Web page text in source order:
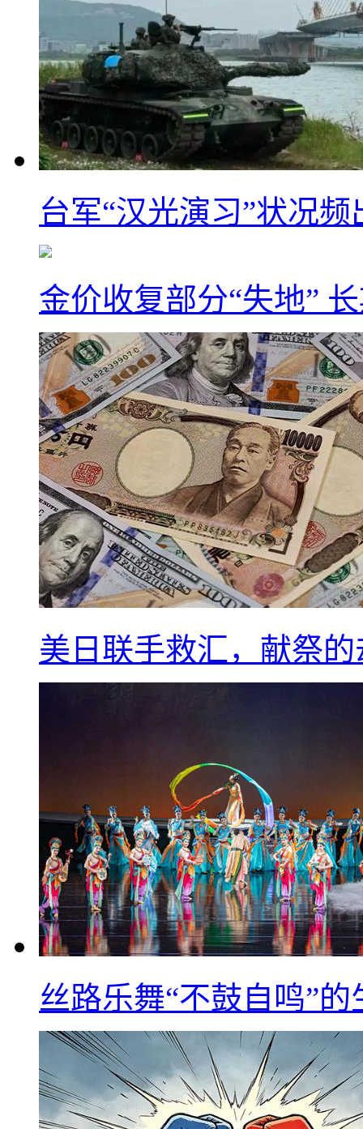
台军“汉光演习”状况
金价收复部分“失地”
美日联手救汇，献祭
丝路乐舞“不鼓自鸣”